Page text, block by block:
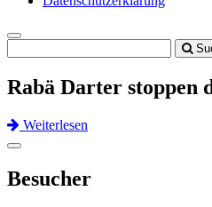
Toggle
navigation
Rabä Darter stoppen
Weiterlesen
Previous
Next
Toggle
Besucher